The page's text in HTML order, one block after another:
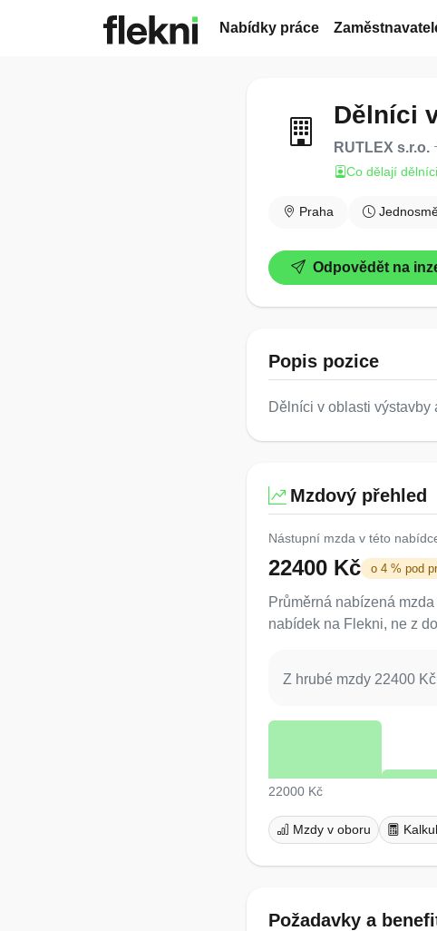
Nabídky práce
Dělníci
RUTLEX s.r.o.
Co dělají
Praha
Odpovědět na
Popis pozice
Dělníci v oblasti výstavby
Mzdový přehled
Nástupní mzda v této
22400 Kč o 4 % pod
Průměrná nabízená
nabídek na Flekni, ne z
Z hrubé mzdy 22400
22000 Kč
Mzdy v oboru
Požadavky a